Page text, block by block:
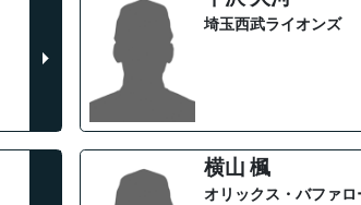
埼玉西武ライオンズ
横山 楓
オリックス・バファロ